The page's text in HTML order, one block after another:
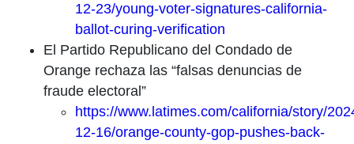
12-23/young-voter-signatures-california-
ballot-curing-verification
El Partido Republicano del Condado de
Orange rechaza las “falsas denuncias de
fraude electoral”
https://www.latimes.com/california/story/
12-16/orange-county-gop-pushes-back-